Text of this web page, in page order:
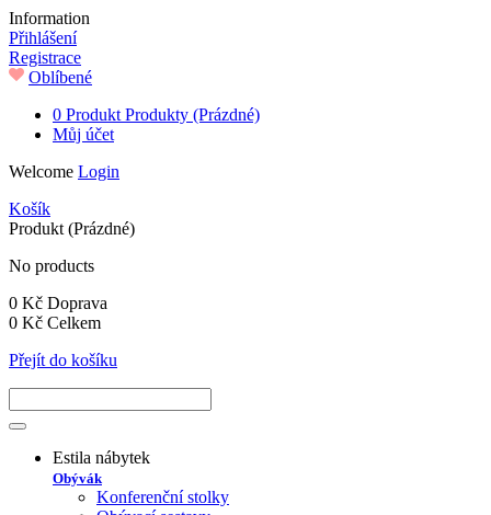
Information
Přihlášení
Registrace
Oblíbené
0 Produkt Produkty (Prázdné)
Můj účet
Welcome Login
Košík
Produkt (Prázdné)
No products
0 Kč Doprava
0 Kč Celkem
Přejít do košíku
Estila nábytek
Obývák
Konferenční stolky